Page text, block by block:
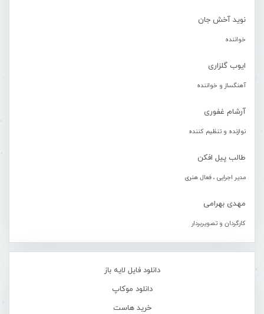
نوید آخش جان
خواننده
ایوب گلزاری
آهنگساز و خواننده
آرشام غفوری
نوازنده و تنظیم کننده
طالب پیل افکن
مدیر اجرایی ، فعال هنری
مهدی بهرامی
کارگردان و تصویربردار
دانلود فایل لایه باز
دانلود موکاپ
خرید هاست